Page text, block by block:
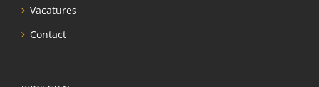
Vacatures
Contact